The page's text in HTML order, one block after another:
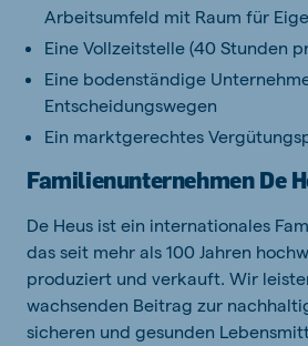
Arbeitsumfeld mit Raum für
Eine Vollzeitstelle (40 Stunden
Eine bodenständige
Entscheidungswegen
Ein marktgerechtes
Familienunternehmen De
De Heus ist ein internationales
das seit mehr als 100 Jahren
produziert und verkauft. Wir
wachsenden Beitrag zur
sicheren und gesunden